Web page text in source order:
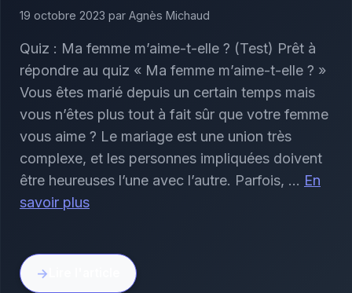
19 octobre 2023 par Agnès Michaud
Quiz : Ma femme m’aime-t-elle ? (Test) Prêt à
répondre au quiz « Ma femme m’aime-t-elle ? »
Vous êtes marié depuis un certain temps mais
vous n’êtes plus tout à fait sûr que votre femme
vous aime ? Le mariage est une union très
complexe, et les personnes impliquées doivent
être heureuses l’une avec l’autre. Parfois, … En
savoir plus